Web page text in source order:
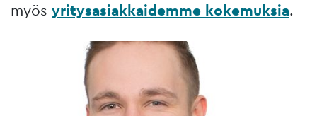
myös yritysasiakkaidemme kokemuksia.